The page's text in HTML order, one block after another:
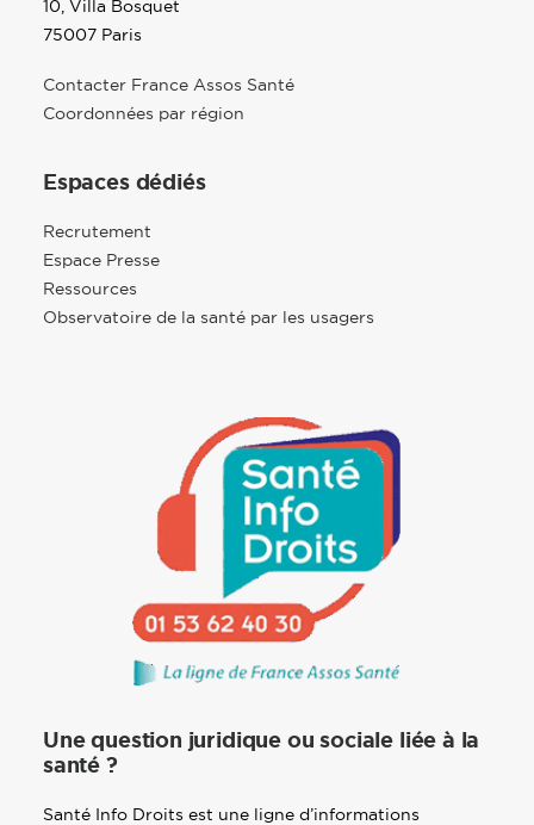
10, Villa Bosquet
75007 Paris
Contacter France Assos Santé
Coordonnées par région
Espaces dédiés
Recrutement
Espace Presse
Ressources
Observatoire de la santé par les usagers
Une question juridique ou sociale liée à la
santé ?
Santé Info Droits est une ligne d’informations